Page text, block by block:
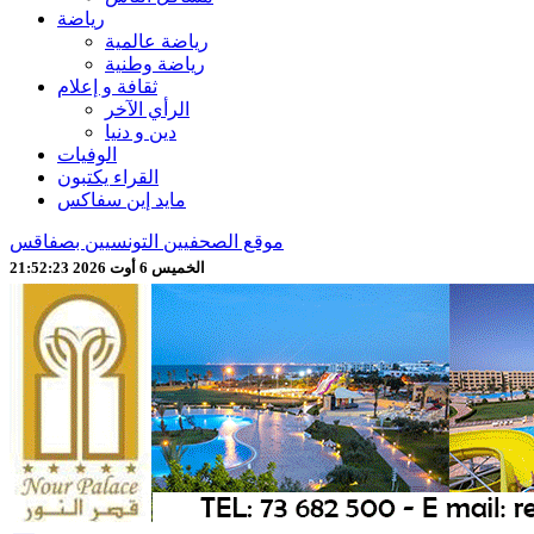
رياضة
رياضة عالمية
رياضة وطنية
ثقافة و إعلام
الرأي الآخر
دين و دنيا
الوفيات
القراء يكتبون
مايد إين سفاكس
موقع الصحفيين التونسيين بصفاقس
الخميس 6 أوت 2026 21:52:26